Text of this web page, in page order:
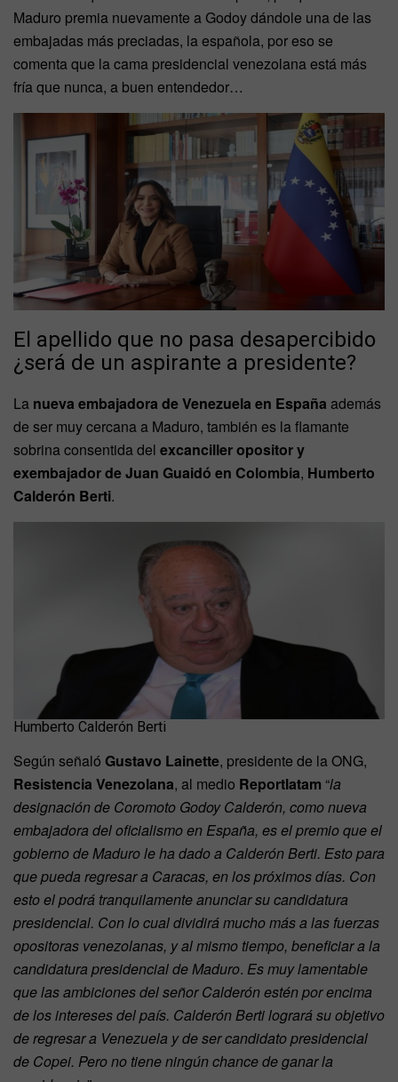
Maduro premia nuevamente a Godoy dándole una de las
embajadas más preciadas, la española, por eso se
comenta que la cama presidencial venezolana está más
fría que nunca, a buen entendedor…
El apellido que no pasa desapercibido
¿será de un aspirante a presidente?
La nueva embajadora de Venezuela en España además
de ser muy cercana a Maduro, también es la flamante
sobrina consentida del excanciller opositor y
exembajador de Juan Guaidó en Colombia, Humberto
Calderón Berti.
Humberto Calderón Berti
Según señaló Gustavo Lainette, presidente de la ONG,
Resistencia Venezolana, al medio Reportlatam “la
designación de Coromoto Godoy Calderón, como nueva
embajadora del oficialismo en España, es el premio que el
gobierno de Maduro le ha dado a Calderón Berti. Esto para
que pueda regresar a Caracas, en los próximos días. Con
esto el podrá tranquilamente anunciar su candidatura
presidencial. Con lo cual dividirá mucho más a las fuerzas
opositoras venezolanas, y al mismo tiempo, beneficiar a la
candidatura presidencial de Maduro. Es muy lamentable
que las ambiciones del señor Calderón estén por encima
de los intereses del país. Calderón Berti logrará su objetivo
de regresar a Venezuela y de ser candidato presidencial
de Copei. Pero no tiene ningún chance de ganar la